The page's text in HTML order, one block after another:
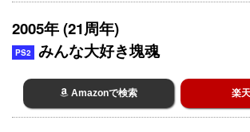
2005年 (21周年)
PS2 みんな大好き塊魂
Amazonで検索 楽